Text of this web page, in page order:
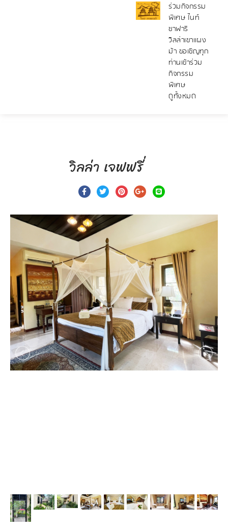
ร่วมกิจกรรม
พิเศษ ไนท์
ซาฟารี
วิลล่าเขาแผง
ม้า ขอเชิญทุก
ท่านเข้าร่วม
กิจกรรม
พิเศษ
ดูทั้งหมด
วิลล่า เจฟฟรี่